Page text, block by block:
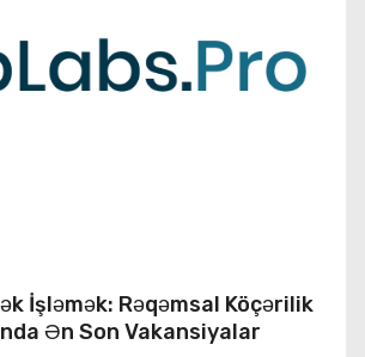
İşləmək: Rəqəmsal Köçərilik
Ən Son Vakansiyalar